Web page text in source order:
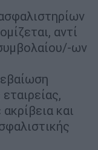
αντί
ων
και